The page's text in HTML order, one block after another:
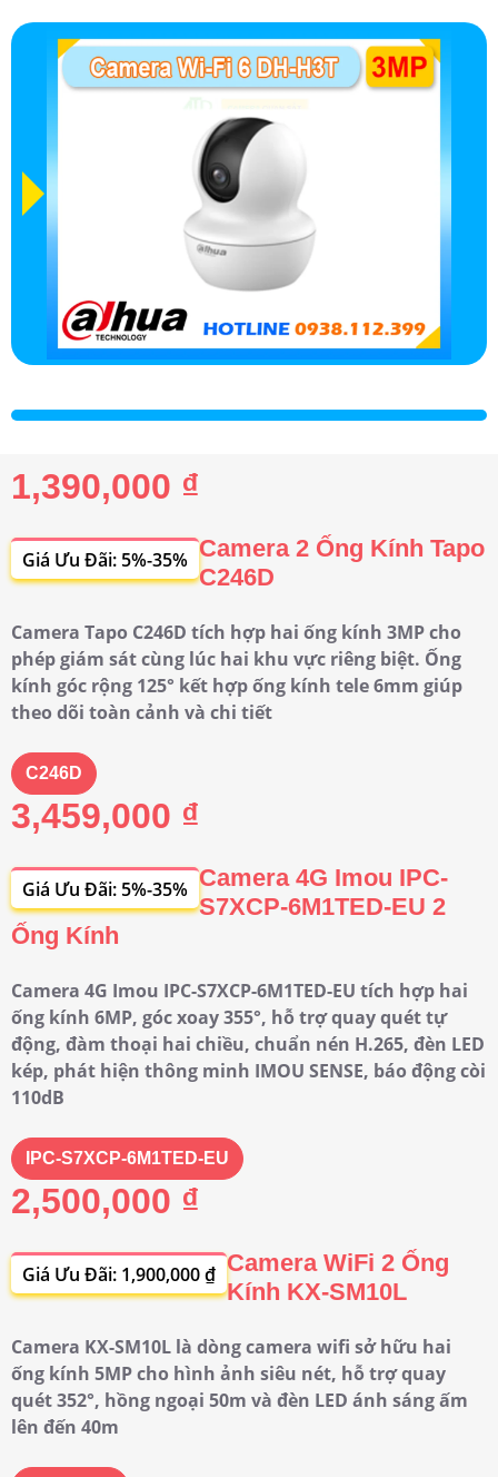
1,390,000 ₫
Giá Ưu Đãi: 5%-35% Camera 2 Ống Kính Tapo
C246D
Camera Tapo C246D tích hợp hai ống kính 3MP cho
phép giám sát cùng lúc hai khu vực riêng biệt. Ống
kính góc rộng 125° kết hợp ống kính tele 6mm giúp
theo dõi toàn cảnh và chi tiết
C246D
3,459,000 ₫
Giá Ưu Đãi: 5%-35% Camera 4G Imou IPC-
S7XCP-6M1TED-EU 2
Ống Kính
Camera 4G Imou IPC-S7XCP-6M1TED-EU tích hợp hai
ống kính 6MP, góc xoay 355°, hỗ trợ quay quét tự
động, đàm thoại hai chiều, chuẩn nén H.265, đèn LED
kép, phát hiện thông minh IMOU SENSE, báo động còi
110dB
IPC-S7XCP-6M1TED-EU
2,500,000 ₫
Giá Ưu Đãi: 1,900,000 ₫ Camera WiFi 2 Ống
Kính KX-SM10L
Camera KX-SM10L là dòng camera wifi sở hữu hai
ống kính 5MP cho hình ảnh siêu nét, hỗ trợ quay
quét 352°, hồng ngoại 50m và đèn LED ánh sáng ấm
lên đến 40m